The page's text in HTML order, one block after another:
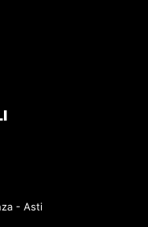
- Asti